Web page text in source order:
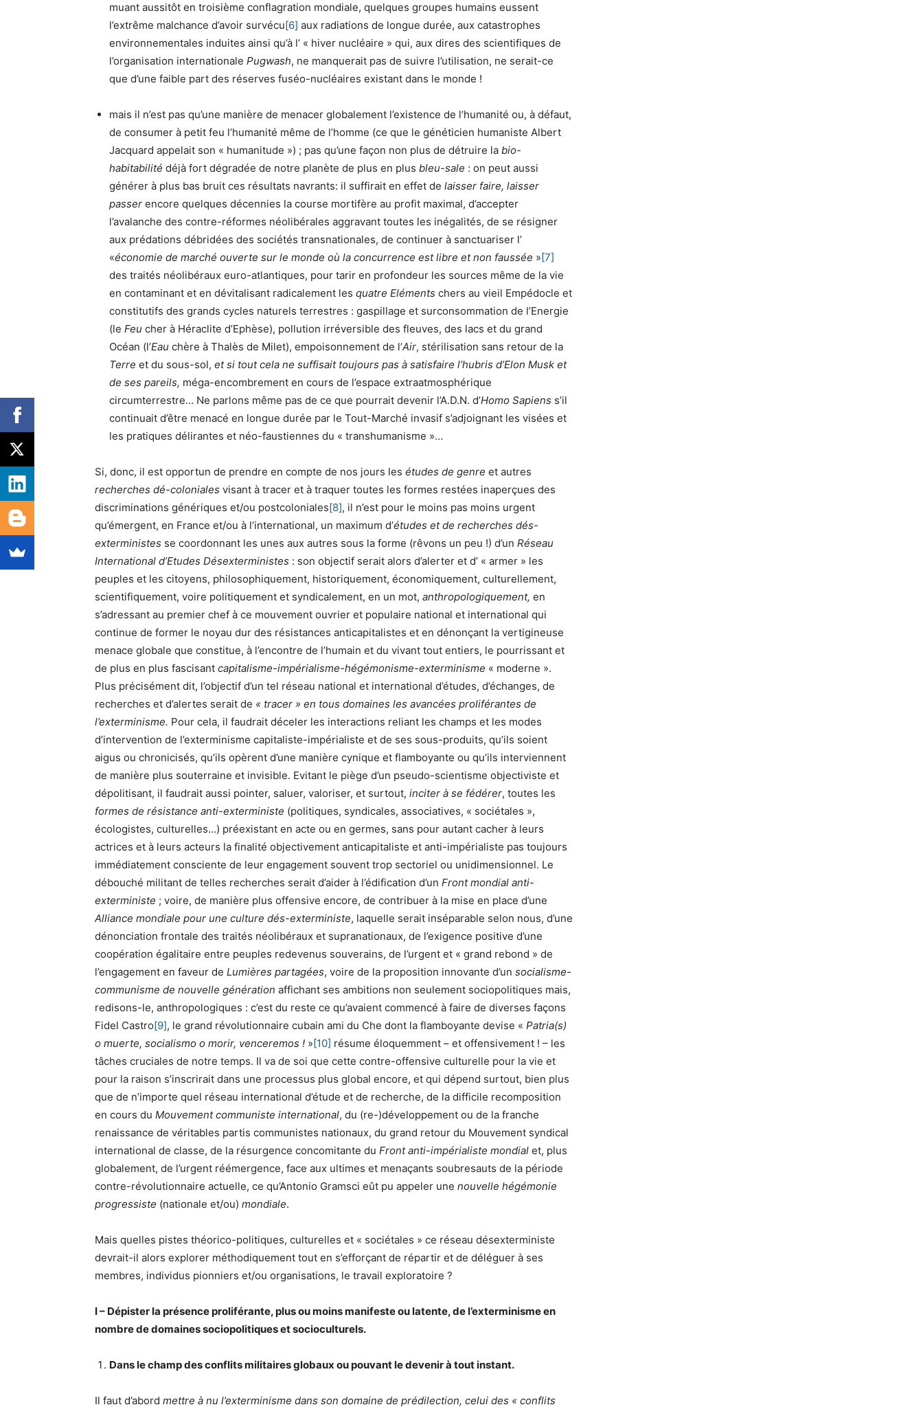
muant aussitôt en troisième conflagration mondiale, quelques groupes humains eussent
l’extrême malchance d’avoir survécu[6] aux radiations de longue durée, aux catastrophes
environnementales induites ainsi qu’à l’ « hiver nucléaire » qui, aux dires des scientifiques de
l’organisation internationale Pugwash, ne manquerait pas de suivre l’utilisation, ne serait-ce
que d’une faible part des réserves fuséo-nucléaires existant dans le monde !
mais il n’est pas qu’une manière de menacer globalement l’existence de l’humanité ou, à défaut,
de consumer à petit feu l’humanité même de l’homme (ce que le généticien humaniste Albert
Jacquard appelait son « humanitude ») ; pas qu’une façon non plus de détruire la bio-
habitabilité déjà fort dégradée de notre planète de plus en plus bleu-sale : on peut aussi
générer à plus bas bruit ces résultats navrants: il suffirait en effet de laisser faire, laisser
passer encore quelques décennies la course mortifère au profit maximal, d’accepter
l’avalanche des contre-réformes néolibérales aggravant toutes les inégalités, de se résigner
aux prédations débridées des sociétés transnationales, de continuer à sanctuariser l’
«économie de marché ouverte sur le monde où la concurrence est libre et non faussée »[7]
des traités néolibéraux euro-atlantiques, pour tarir en profondeur les sources même de la vie
en contaminant et en dévitalisant radicalement les quatre Eléments chers au vieil Empédocle et
constitutifs des grands cycles naturels terrestres : gaspillage et surconsommation de l’Energie
(le Feu cher à Héraclite d’Ephèse), pollution irréversible des fleuves, des lacs et du grand
Océan (l’Eau chère à Thalès de Milet), empoisonnement de l’Air, stérilisation sans retour de la
Terre et du sous-sol, et si tout cela ne suffisait toujours pas à satisfaire l’hubris d’Elon Musk et
de ses pareils, méga-encombrement en cours de l’espace extraatmosphérique
circumterrestre… Ne parlons même pas de ce que pourrait devenir l’A.D.N. d’Homo Sapiens s’il
continuait d’être menacé en longue durée par le Tout-Marché invasif s’adjoignant les visées et
les pratiques délirantes et néo-faustiennes du « transhumanisme »…
Si, donc, il est opportun de prendre en compte de nos jours les études de genre et autres
recherches dé-coloniales visant à tracer et à traquer toutes les formes restées inaperçues des
discriminations génériques et/ou postcoloniales[8], il n’est pour le moins pas moins urgent
qu’émergent, en France et/ou à l’international, un maximum d’études et de recherches dés-
exterministes se coordonnant les unes aux autres sous la forme (rêvons un peu !) d’un Réseau
International d’Etudes Désexterministes : son objectif serait alors d’alerter et d’ « armer » les
peuples et les citoyens, philosophiquement, historiquement, économiquement, culturellement,
scientifiquement, voire politiquement et syndicalement, en un mot, anthropologiquement, en
s’adressant au premier chef à ce mouvement ouvrier et populaire national et international qui
continue de former le noyau dur des résistances anticapitalistes et en dénonçant la vertigineuse
menace globale que constitue, à l’encontre de l’humain et du vivant tout entiers, le pourrissant et
de plus en plus fascisant capitalisme-impérialisme-hégémonisme-exterminisme « moderne ».
Plus précisément dit, l’objectif d’un tel réseau national et international d’études, d’échanges, de
recherches et d’alertes serait de « tracer » en tous domaines les avancées proliférantes de
l’exterminisme. Pour cela, il faudrait déceler les interactions reliant les champs et les modes
d’intervention de l’exterminisme capitaliste-impérialiste et de ses sous-produits, qu’ils soient
aigus ou chronicisés, qu’ils opèrent d’une manière cynique et flamboyante ou qu’ils interviennent
de manière plus souterraine et invisible. Evitant le piège d’un pseudo-scientisme objectiviste et
dépolitisant, il faudrait aussi pointer, saluer, valoriser, et surtout, inciter à se fédérer, toutes les
formes de résistance anti-exterministe (politiques, syndicales, associatives, « sociétales »,
écologistes, culturelles…) préexistant en acte ou en germes, sans pour autant cacher à leurs
actrices et à leurs acteurs la finalité objectivement anticapitaliste et anti-impérialiste pas toujours
immédiatement consciente de leur engagement souvent trop sectoriel ou unidimensionnel. Le
débouché militant de telles recherches serait d’aider à l’édification d’un Front mondial anti-
exterministe ; voire, de manière plus offensive encore, de contribuer à la mise en place d’une
Alliance mondiale pour une culture dés-exterministe, laquelle serait inséparable selon nous, d’une
dénonciation frontale des traités néolibéraux et supranationaux, de l’exigence positive d’une
coopération égalitaire entre peuples redevenus souverains, de l’urgent et « grand rebond » de
l’engagement en faveur de Lumières partagées, voire de la proposition innovante d’un socialisme-
communisme de nouvelle génération affichant ses ambitions non seulement sociopolitiques mais,
redisons-le, anthropologiques : c’est du reste ce qu’avaient commencé à faire de diverses façons
Fidel Castro[9], le grand révolutionnaire cubain ami du Che dont la flamboyante devise « Patria(s)
o muerte, socialismo o morir, venceremos ! »[10] résume éloquemment – et offensivement ! – les
tâches cruciales de notre temps. Il va de soi que cette contre-offensive culturelle pour la vie et
pour la raison s’inscrirait dans une processus plus global encore, et qui dépend surtout, bien plus
que de n’importe quel réseau international d’étude et de recherche, de la difficile recomposition
en cours du Mouvement communiste international, du (re-)développement ou de la franche
renaissance de véritables partis communistes nationaux, du grand retour du Mouvement syndical
international de classe, de la résurgence concomitante du Front anti-impérialiste mondial et, plus
globalement, de l’urgent réémergence, face aux ultimes et menaçants soubresauts de la période
contre-révolutionnaire actuelle, ce qu’Antonio Gramsci eût pu appeler une nouvelle hégémonie
progressiste (nationale et/ou) mondiale.
Mais quelles pistes théorico-politiques, culturelles et « sociétales » ce réseau désexterministe
devrait-il alors explorer méthodiquement tout en s’efforçant de répartir et de déléguer à ses
membres, individus pionniers et/ou organisations, le travail exploratoire ?
I – Dépister la présence proliférante, plus ou moins manifeste ou latente, de l’exterminisme en
nombre de domaines sociopolitiques et socioculturels.
Dans le champ des conflits militaires globaux ou pouvant le devenir à tout instant.
Il faut d’abord mettre à nu l’exterminisme dans son domaine de prédilection, celui des « conflits